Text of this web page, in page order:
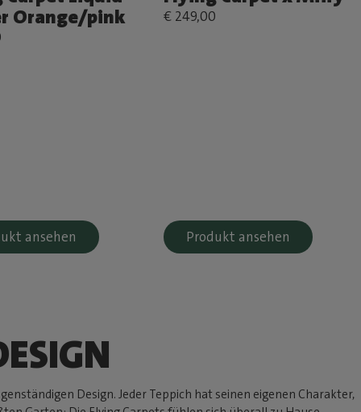
Orange/pink
ansehen
€ 249,00
Produkt ansehen
Design. Jeder Teppich hat seinen eigenen Charakter,